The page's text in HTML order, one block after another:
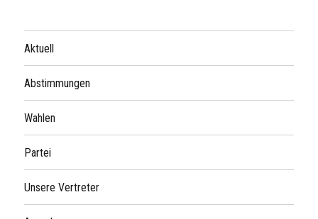
Aktuell
Abstimmungen
Wahlen
Partei
Unsere Vertreter